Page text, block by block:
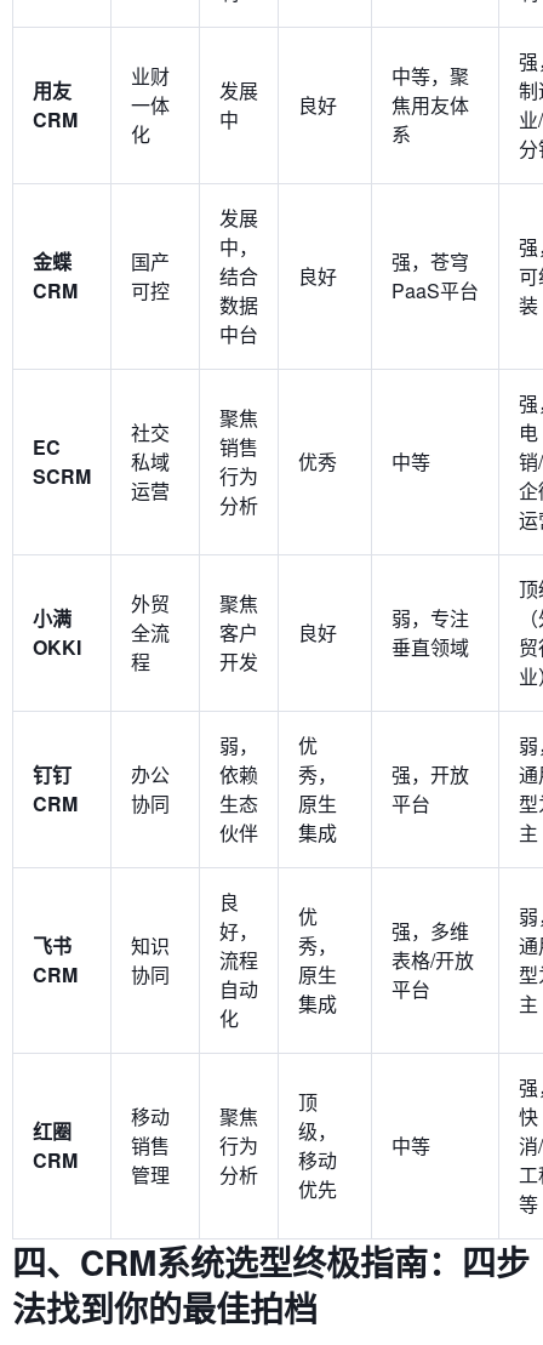
用友
CRM
业财
一体
化
发展
中
良好
中等，聚
焦用友体
系
强
制
业/
金蝶
CRM
国产
可控
发展
中，
结合
数据
中台
良好
强，苍穹
PaaS平台
强
可
装
EC
SCRM
社交
私域
运营
聚焦
销售
行为
分析
优秀 中等
强
电
销/
企
运
小满
OKKI
外贸
全流
程
聚焦
客户
开发
良好
弱，专注
垂直领域
顶
钉钉
CRM
办公
协同
弱，
依赖
生态
伙伴
优
秀，
原生
集成
强，开放
平台
通
主
飞书
CRM
知识
协同
良
好，
流程
自动
化
优
秀，
原生
集成
强，多维
表格/开放
平台
通
主
红圈
CRM
移动
销售
管理
聚焦
行为
分析
顶
级，
移动
优先
中等
强
快
消/
工
等
四、CRM系统选型终极指南：四步
法找到你的最佳拍档